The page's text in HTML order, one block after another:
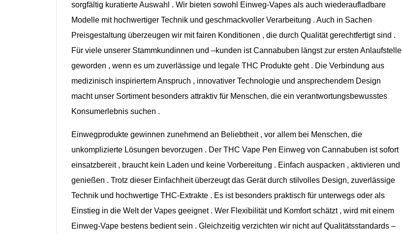
sorgfältig kuratierteAuswahl . Wir bieten sowohl Einweg-Vapes als auch wiederaufladbare
Modelle mit hochwertiger Technik und geschmackvoller Verarbeitung . Auch in Sachen
Preisgestaltung überzeugen wir mitfairen Konditionen , die durch Qualitätgerechtfertigtsind .
Für viele unserer Stammkundinnen und –kunden istCannabuben längstzur ersten Anlaufstelle
geworden , wenn es um zuverlässige und legale THC Produkte geht . Die Verbindung aus
medizinisch inspiriertemAnspruch , innovativer Technologie und ansprechendem Design
macht unser Sortiment besonders attraktiv für Menschen, die ein verantwortungsbewusstes
Konsumerlebnis suchen .
Einwegprodukte gewinnen zunehmend an Beliebtheit , vor allem bei Menschen, die
unkomplizierte Lösungen bevorzugen . Der THC Vape Pen Einweg von Cannabuben istsofort
einsatzbereit , braucht kein Laden und keine Vorbereitung . Einfach auspacken , aktivieren und
genießen . Trotz dieser Einfachheit überzeugt das Gerätdurch stilvolles Design, zuverlässige
Technik und hochwertige THC-Extrakte . Es ist besonders praktisch für unterwegs oder als
Einstieg in die Welt der Vapes geeignet . Wer Flexibilität und Komfortschätzt , wird miteinem
Einweg-Vape bestens bedientsein . Gleichzeitig verzichten wir nicht aufQualitätsstandards –